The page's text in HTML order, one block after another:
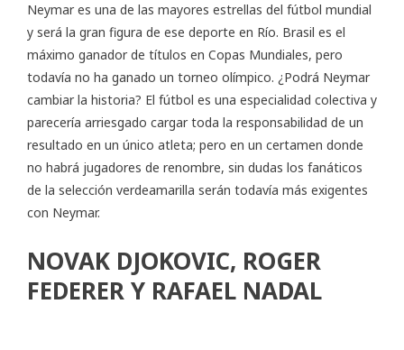
Neymar es una de las mayores estrellas del fútbol mundial
y será la gran figura de ese deporte en Río. Brasil es el
máximo ganador de títulos en Copas Mundiales, pero
todavía no ha ganado un torneo olímpico. ¿Podrá Neymar
cambiar la historia? El fútbol es una especialidad colectiva y
parecería arriesgado cargar toda la responsabilidad de un
resultado en un único atleta; pero en un certamen donde
no habrá jugadores de renombre, sin dudas los fanáticos
de la selección verdeamarilla serán todavía más exigentes
con Neymar.
NOVAK DJOKOVIC, ROGER
FEDERER Y RAFAEL NADAL